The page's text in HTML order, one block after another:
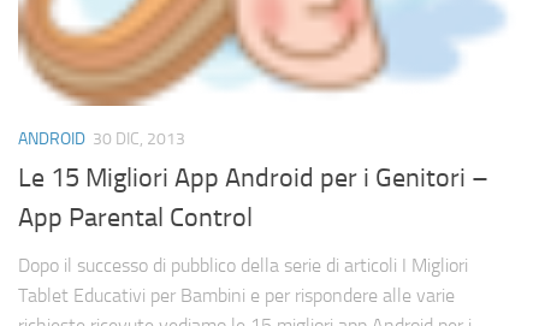
ANDROID 30 DIC, 2013
Le 15 Migliori App Android per i Genitori –
App Parental Control
Dopo il successo di pubblico della serie di articoli I Migliori
Tablet Educativi per Bambini e per rispondere alle varie